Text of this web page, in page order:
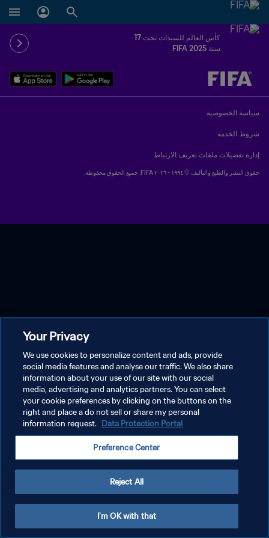
كأس العالم للسيدات تحت 17
سنة FIFA 2025
يُحدَّد لاحقاً ضد يُحدَّد لاحقاً
سياسة الخصوصية
شروط الخدمة
إدارة تفضيلات ملفات تعريف الارتباط
حقوق النشر والطبع والتأليف © ١٩٩٤ - ٢٠٢٦ FIFA. جميع الحقوق محفوظة.
Your Privacy
We use cookies to personalize content and ads, provide
social media features and analyse our traffic. We also share
information about your use of our site with our social
media, advertising and analytics partners. You can select
your cookie preferences by clicking on the buttons on the
right and place a do not sell or share my personal
information request. Data Protection Portal
Preference Center
Reject All
I'm OK with that